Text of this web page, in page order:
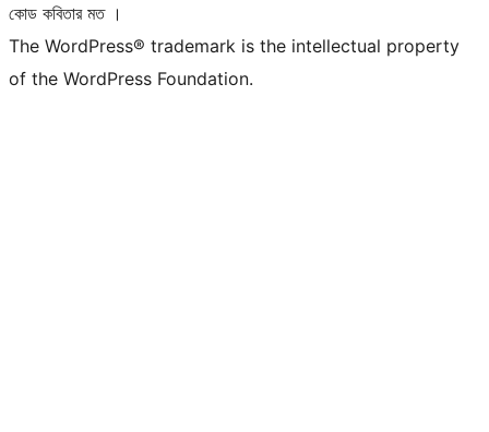
কোড কবিতার মত ।
The WordPress® trademark is the intellectual property
of the WordPress Foundation.